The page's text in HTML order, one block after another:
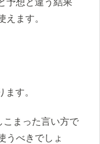
予想と違う結果
えます。
ます。
こまった言い方で
うべきでしょ